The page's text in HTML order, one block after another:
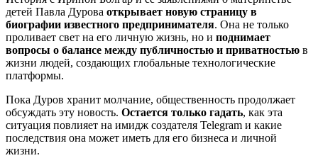
детей Павла Дурова открывает новую страницу в
биографии известного предпринимателя. Она не только
проливает свет на его личную жизнь, но и поднимает
вопросы о балансе между публичностью и приватностью в
жизни людей, создающих глобальные технологические
платформы.
Пока Дуров хранит молчание, общественность продолжает
обсуждать эту новость. Остается только гадать, как эта
ситуация повлияет на имидж создателя Telegram и какие
последствия она может иметь для его бизнеса и личной
жизни.